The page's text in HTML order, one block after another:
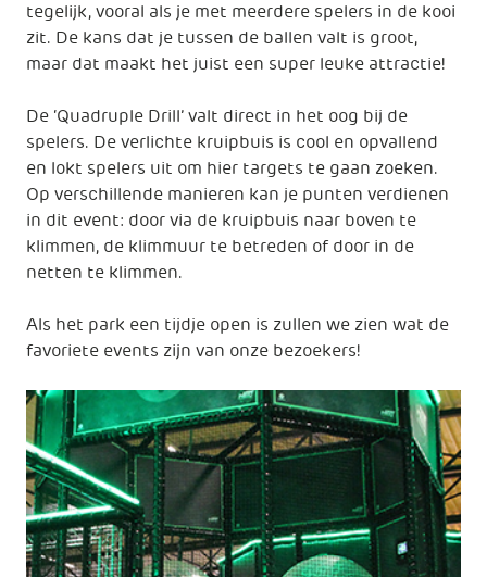
tegelijk, vooral als je met meerdere spelers in de kooi
zit. De kans dat je tussen de ballen valt is groot,
maar dat maakt het juist een super leuke attractie!
De ‘Quadruple Drill’ valt direct in het oog bij de
spelers. De verlichte kruipbuis is cool en opvallend
en lokt spelers uit om hier targets te gaan zoeken.
Op verschillende manieren kan je punten verdienen
in dit event: door via de kruipbuis naar boven te
klimmen, de klimmuur te betreden of door in de
netten te klimmen.
Als het park een tijdje open is zullen we zien wat de
favoriete events zijn van onze bezoekers!